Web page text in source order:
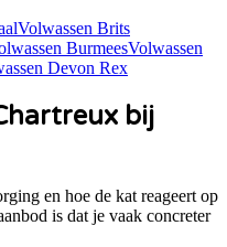
Volwassen Brits
BurmeesVolwassen
Devon Rex
bij
en hoe de kat reageert op
is dat je vaak concreter